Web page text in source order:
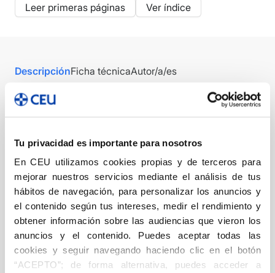
Tu privacidad es importante para nosotros
En CEU utilizamos cookies propias y de terceros para
mejorar nuestros servicios mediante el análisis de tus
hábitos de navegación, para personalizar los anuncios y
el contenido según tus intereses, medir el rendimiento y
obtener información sobre las audiencias que vieron los
anuncios y el contenido. Puedes aceptar todas las
cookies y seguir navegando haciendo clic en el botón
“ACEPTO”; de forma alternativa, puedes acceder a
Leer primeras páginas Ver índice
DescripciónFicha técnicaAutor/a/es
DESCRIPCIÓN
Un año más, tenemos el placer de presentar los
Premios a la Innovación y Mejora de la Docencia y los
Servicios. En este cuarto volumen, hemos querido
incluir los diez proyectos que han concurrido a
concurso en la quinta edición de estos galardones
durante el curso académico 2009-2010, por su gran
interés y aportación a nuestra comunidad universitaria